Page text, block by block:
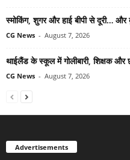
स्मोकिंग, शुगर और हाई बीपी से दूरी… और
CG News - August 7, 2026
थाईलैंड के स्कूल में गोलीबारी, शिक्षक और
CG News - August 7, 2026
Advertisements